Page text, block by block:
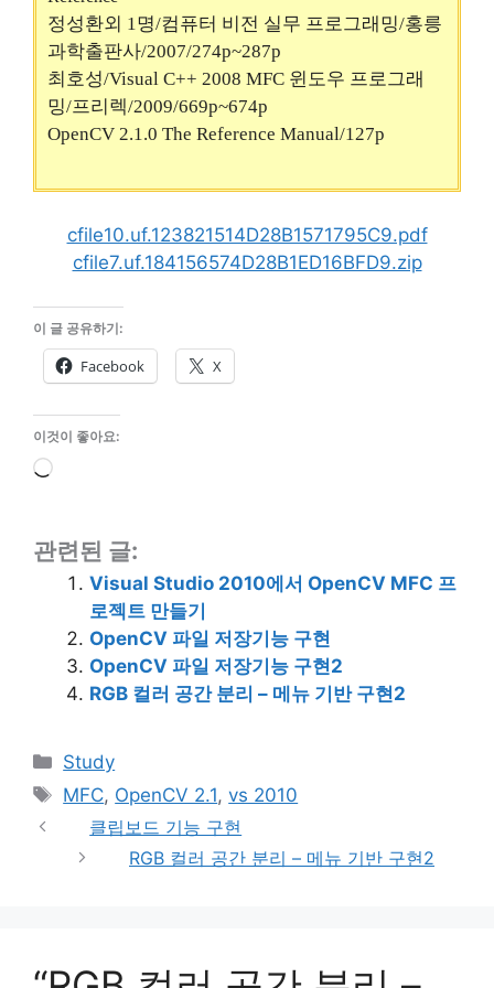
정성환외 1명/컴퓨터 비전 실무 프로그래밍/홍릉
과학출판사/2007/274p~287p
최호성/Visual C++ 2008 MFC 윈도우 프로그래
밍/프리렉/2009/669p~674p
OpenCV 2.1.0 The Reference Manual/127p
cfile10.uf.123821514D28B1571795C9.pdf
cfile7.uf.184156574D28B1ED16BFD9.zip
이 글 공유하기:
Facebook X
이것이 좋아요:
로
관련된 글:
Visual Studio 2010에서 OpenCV MFC 프
로젝트 만들기
OpenCV 파일 저장기능 구현
OpenCV 파일 저장기능 구현2
RGB 컬러 공간 분리 – 메뉴 기반 구현2
카
테
Study
태
MFC, OpenCV 2.1,vs 2010
클립보드 기능 구현
RGB 컬러 공간 분리 – 메뉴 기반 구현2